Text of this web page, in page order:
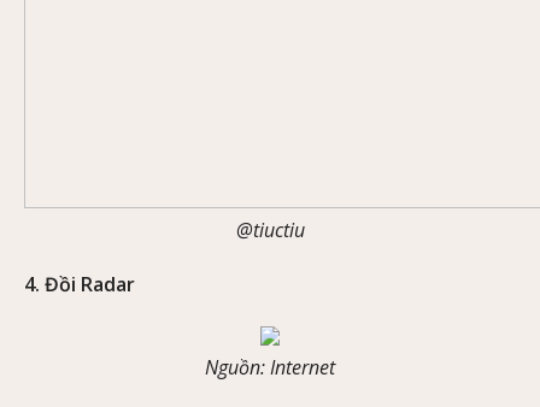
@tiuctiu
4. Đồi Radar
Nguồn: Internet